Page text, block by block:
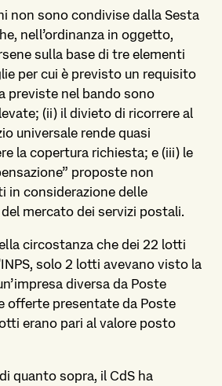
non sono condivise dalla Sesta
nell’ordinanza in oggetto,
sulla base di tre elementi
per cui è previsto un requisito
previste nel bando sono
(ii) il divieto di ricorrere al
universale rende quasi
la copertura richiesta; e (iii) le
proposte non
in considerazione delle
mercato dei servizi postali.
circostanza che dei 22 lotti
solo 2 lotti avevano visto la
diversa da Poste
offerte presentate da Poste
erano pari al valore posto
quanto sopra, il CdS ha